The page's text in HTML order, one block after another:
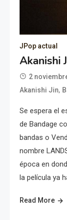
JPop actual
Akanishi
2
Akanishi Jin,
Se espera el
de Bandage
bandas o
nombre
época en
la película ya
Read More